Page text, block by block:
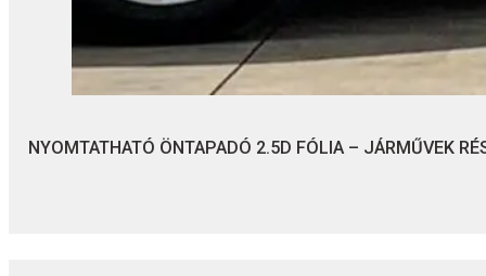
NYOMTATHATÓ ÖNTAPADÓ 2.5D FÓLIA – JÁRMŰVEK